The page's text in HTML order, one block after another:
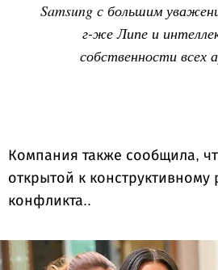
Samsung с большим
г-же Липе и
собственности всех
Компания также сообщила,
открытой к
конфликта..